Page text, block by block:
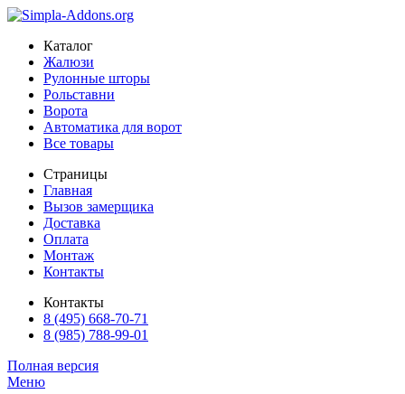
Каталог
Жалюзи
Рулонные шторы
Рольставни
Ворота
Автоматика для ворот
Все товары
Страницы
Главная
Вызов замерщика
Доставка
Оплата
Монтаж
Контакты
Контакты
8 (495) 668-70-71
8 (985) 788-99-01
Полная версия
Меню